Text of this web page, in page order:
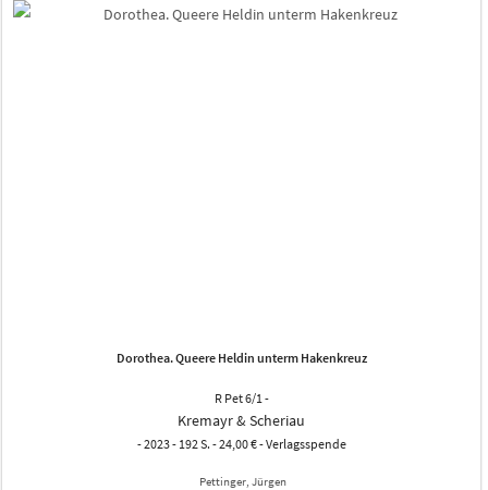
Dorothea. Queere Heldin unterm Hakenkreuz
R Pet 6/1 -
Kremayr & Scheriau
- 2023 - 192 S. - 24,00 € - Verlagsspende
Pettinger, Jürgen